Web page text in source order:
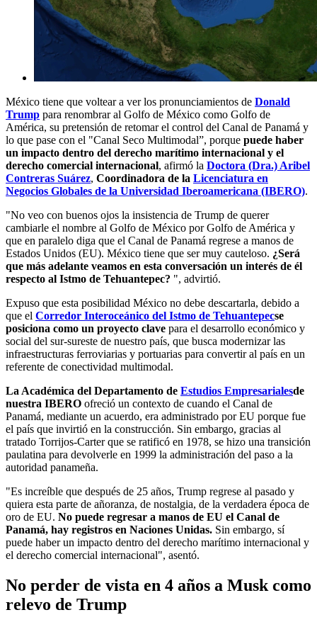
México tiene que voltear a ver los pronunciamientos de Donald
Trump para renombrar al Golfo de México como Golfo de
América, su pretensión de retomar el control del Canal de Panamá y
lo que pase con el "Canal Seco Multimodal”, porque puede haber
un impacto dentro del derecho marítimo internacional y el
derecho comercial internacional, afirmó la Doctora (Dra.) Aribel
Contreras Suárez, Coordinadora de la Licenciatura en
Negocios Globales de la Universidad Iberoamericana (IBERO).
"No veo con buenos ojos la insistencia de Trump de querer
cambiarle el nombre al Golfo de México por Golfo de América y
que en paralelo diga que el Canal de Panamá regrese a manos de
Estados Unidos (EU). México tiene que ser muy cauteloso. ¿Será
que más adelante veamos en esta conversación un interés de él
respecto al Istmo de Tehuantepec? ", advirtió.
Expuso que esta posibilidad México no debe descartarla, debido a
que el Corredor Interoceánico del Istmo de Tehuantepecse
posiciona como un proyecto clave para el desarrollo económico y
social del sur-sureste de nuestro país, que busca modernizar las
infraestructuras ferroviarias y portuarias para convertir al país en un
referente de conectividad multimodal.
La Académica del Departamento de Estudios Empresarialesde
nuestra IBERO ofreció un contexto de cuando el Canal de
Panamá, mediante un acuerdo, era administrado por EU porque fue
el país que invirtió en la construcción. Sin embargo, gracias al
tratado Torrijos-Carter que se ratificó en 1978, se hizo una transición
paulatina para devolverle en 1999 la administración del paso a la
autoridad panameña.
"Es increíble que después de 25 años, Trump regrese al pasado y
quiera esta parte de añoranza, de nostalgia, de la verdadera época de
oro de EU. No puede regresar a manos de EU el Canal de
Panamá, hay registros en Naciones Unidas. Sin embargo, sí
puede haber un impacto dentro del derecho marítimo internacional y
el derecho comercial internacional", asentó.
No perder de vista en 4 años a Musk como
relevo de Trump